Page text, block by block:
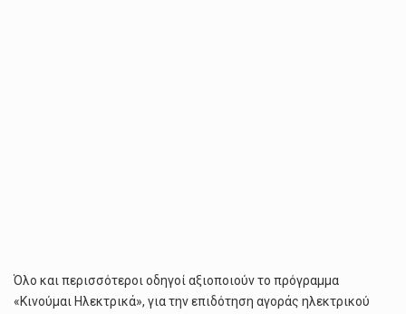
Όλο και περισσότεροι οδηγοί αξιοποιούν το πρόγραμμα
«Κινούμαι Ηλεκτρικά», για την επιδότηση αγοράς ηλεκτρικού